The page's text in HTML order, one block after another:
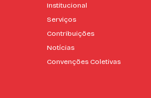
Institucional
Serviços
Contribuições
Notícias
Convenções Coletivas